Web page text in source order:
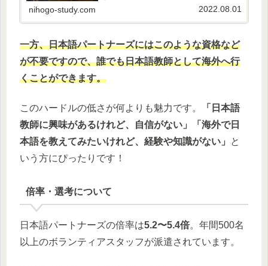
語教師職について完全解説いたします。海外で
の日本語教師を目指している方の...
nihogo-study.com 2022.08.01
一方、日本語パートナーズにはこのような資格など
が不要ですので、誰でも日本語教師として海外へ行
くことができます。
このハードルの低さが何よりも魅力です。
「日本語
教師に興味があるけれど、自信がない」「海外で日
本語を教えてみたいけれど、経験や知識がない」
と
いう方にぴったりです！
倍率・選考について
日本語パートナーズの倍率は5.2〜5.4倍。年間500名
以上のボランティアスタッフが派遣されています。